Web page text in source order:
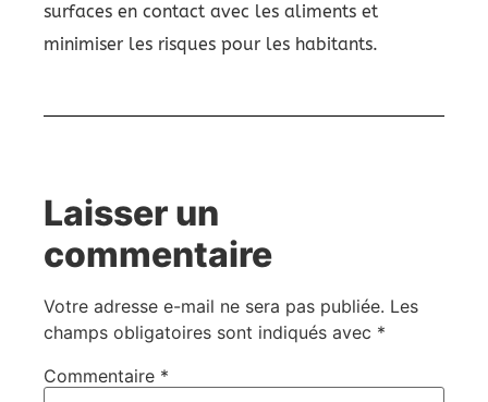
surfaces en contact avec les aliments et
minimiser les risques pour les habitants.
Laisser un
commentaire
Votre adresse e-mail ne sera pas publiée. Les
champs obligatoires sont indiqués avec *
Commentaire *